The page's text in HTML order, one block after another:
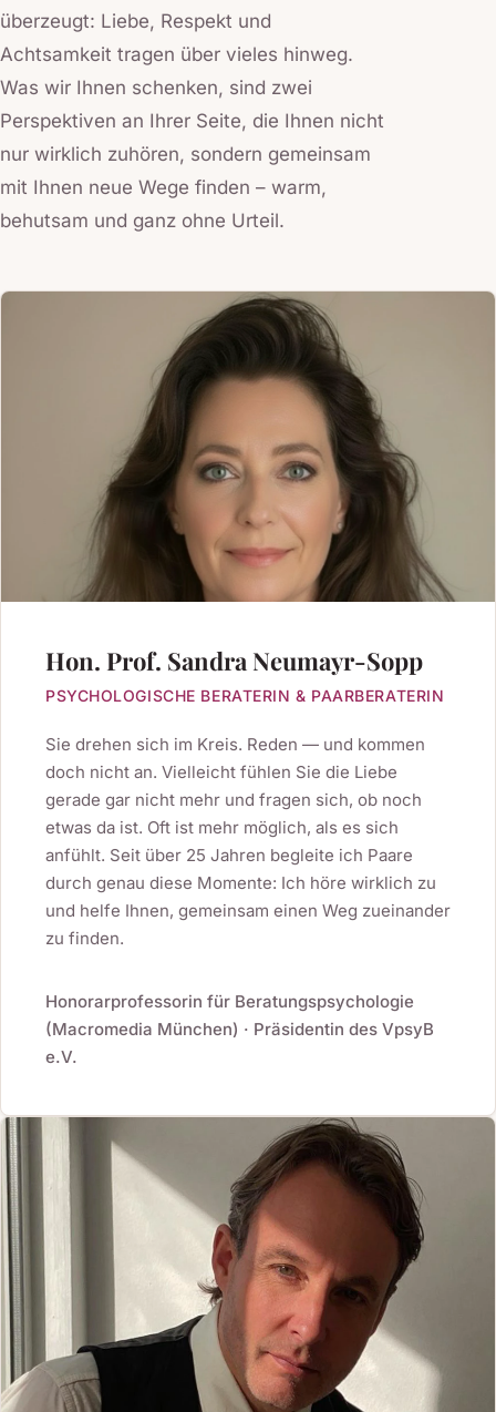
überzeugt: Liebe, Respekt und
Achtsamkeit tragen über vieles hinweg.
Was wir Ihnen schenken, sind zwei
Perspektiven an Ihrer Seite, die Ihnen nicht
nur wirklich zuhören, sondern gemeinsam
mit Ihnen neue Wege finden – warm,
behutsam und ganz ohne Urteil.
Hon. Prof. Sandra Neumayr-Sopp
PSYCHOLOGISCHE BERATERIN & PAARBERATERIN
Sie drehen sich im Kreis. Reden — und kommen
doch nicht an. Vielleicht fühlen Sie die Liebe
gerade gar nicht mehr und fragen sich, ob noch
etwas da ist. Oft ist mehr möglich, als es sich
anfühlt. Seit über 25 Jahren begleite ich Paare
durch genau diese Momente: Ich höre wirklich zu
und helfe Ihnen, gemeinsam einen Weg zueinander
zu finden.
Honorarprofessorin für Beratungspsychologie
(Macromedia München) · Präsidentin des VpsyB
e.V.